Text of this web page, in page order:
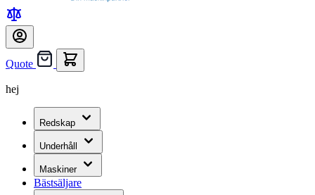
Quote
hej
Redskap
Underhåll
Maskiner
Bästsäljare